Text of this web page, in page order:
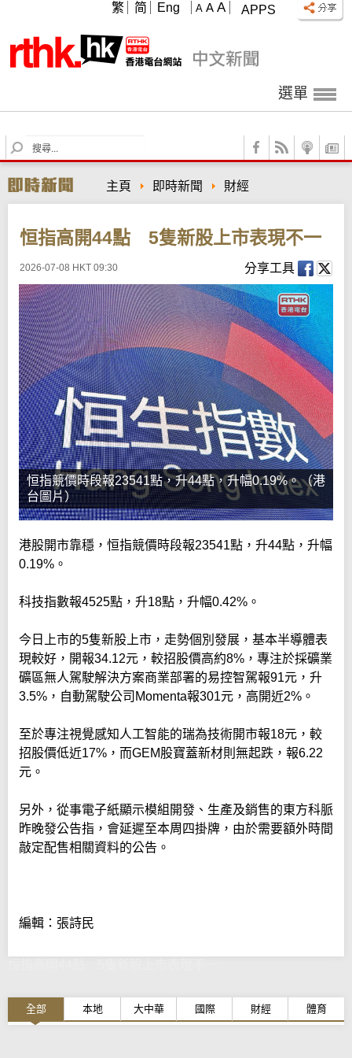
APPS
A A A
繁 简 Eng
選單
S
e
r
c
主頁 即時新聞 財經
恒指高開44點 5隻新股上市表現不一
2026-07-08 HKT 09:30 分享工具
恒指競價時段報23541點，升44點，升幅0.19%。（港
台圖片）
港股開市靠穩，恒指競價時段報23541點，升44點，升幅
0.19%。
科技指數報4525點，升18點，升幅0.42%。
今日上市的5隻新股上市，走勢個別發展，基本半導體表
現較好，開報34.12元，較招股價高約8%，專注於採礦業
礦區無人駕駛解決方案商業部署的易控智駕報91元，升
3.5%，自動駕駛公司Momenta報301元，高開近2%。
至於專注視覺感知人工智能的瑞為技術開市報18元，較
招股價低近17%，而GEM股寶蓋新材則無起跌，報6.22
元。
另外，從事電子紙顯示模組開發、生產及銷售的東方科脈
昨晚發公告指，會延遲至本周四掛牌，由於需要額外時間
敲定配售相關資料的公告。
編輯：張詩民
全部 本地 大中華 國際 財經 體育